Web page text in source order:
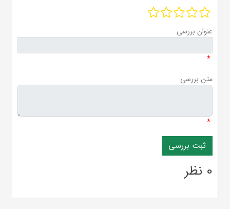
عنوان بررسی
*
متن بررسی
*
0 نظر